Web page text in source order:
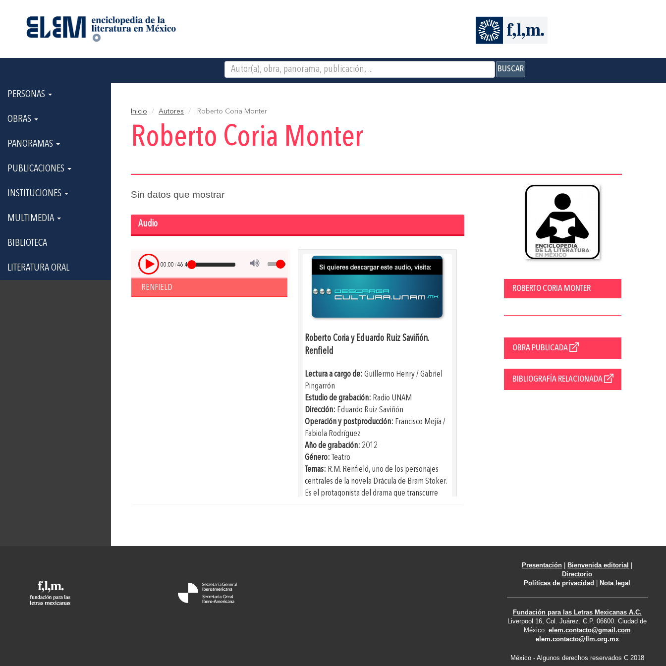
BUSCAR
PERSONAS
OBRAS
PANORAMAS
PUBLICACIONES
INSTITUCIONES
MULTIMEDIA
BIBLIOTECA
LITERATURA ORAL
Inicio Autores Roberto Coria Monter
Roberto Coria Monter
ROBERTO CORIA MONTER
OBRA PUBLICADA
BIBLIOGRAFÍA RELACIONADA
Sin datos que mostrar
Audio
00:00 /46:41
RENFIELD
Roberto Coria y Eduardo Ruiz Saviñón.
Renfield
Lectura a cargo de: Guillermo Henry / Gabriel
Pingarrón
Estudio de grabación: Radio UNAM
Dirección: Eduardo Ruiz Saviñón
Operación y postproducción: Francisco Mejía /
Fabiola Rodríguez
Año de grabación: 2012
Género: Teatro
Temas: R.M. Renfield, uno de los personajes
centrales de la novela Drácula de Bram Stoker.
Es el protagonista del drama que transcurre
Presentación |Bienvenida editorial |
Directorio
Políticas de privacidad |Nota legal
Fundación para las Letras Mexicanas A.C.
Liverpool 16, Col. Juárez. C.P. 06600. Ciudad de
México. elem.contacto@gmail.com
elem.contacto@flm.org.mx
México - Algunos derechos reservados C 2018